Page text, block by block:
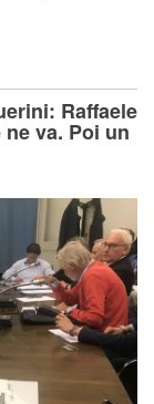
Raffaele
va. Poi un